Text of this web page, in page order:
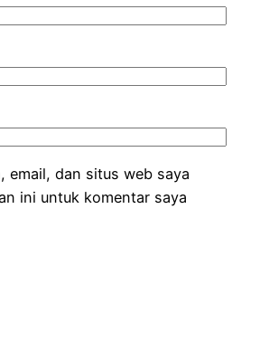
email, dan situs web saya
ini untuk komentar saya